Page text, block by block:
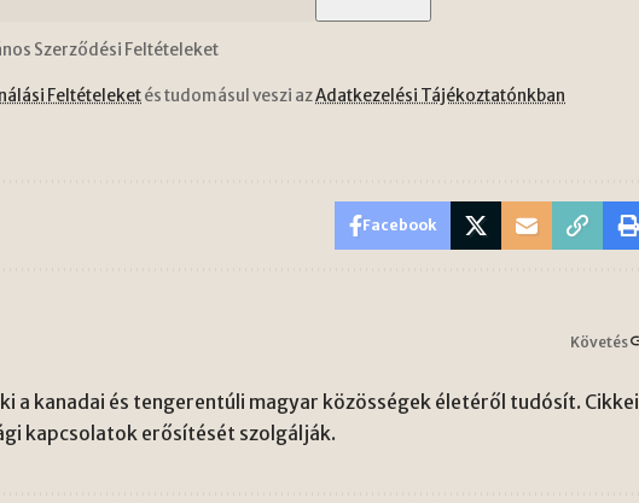
Szerződési Feltételeket
Feltételeketés tudomásul veszi azAdatkezelési Tájékoztatónkban
Facebook
Követés
a kanadai és tengerentúli magyar közösségek életéről tudósít. Cikkei
kapcsolatok erősítését szolgálják.